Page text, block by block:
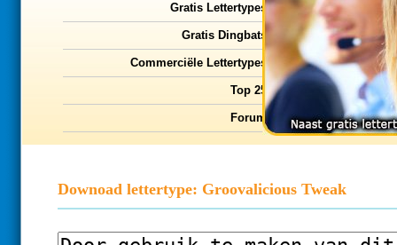
Gratis Lettertypes
Gratis Dingbats
Commerciële Lettertypes
Top 25
Forum
Downoad lettertype: Groovalicious Tweak